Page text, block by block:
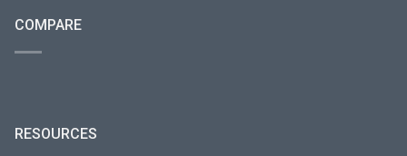
COMPARE
RESOURCES